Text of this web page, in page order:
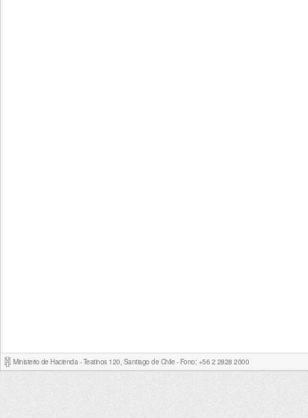
Ministerio de Hacienda - Teatinos 120, Santiago de Chile - Fono: +56 2 2828 2000